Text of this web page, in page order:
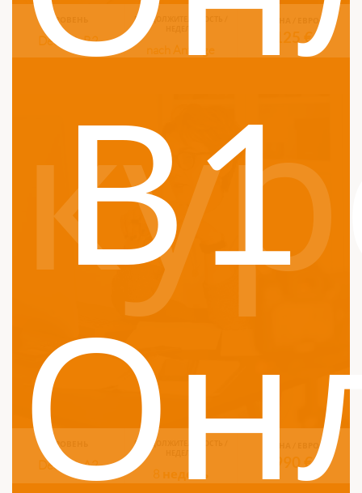
УРОВЕНЬ
Deutsch B2
ПРОДОЛЖИТЕЛЬНОСТЬ /
nach Anfrage
ЦЕНА / ЕВРО
125 €
УРОВЕНЬ
Deutsch A2
ПРОДОЛЖИТЕЛЬНОСТЬ /
8 недель
ЦЕНА / ЕВРО
990 €
B1